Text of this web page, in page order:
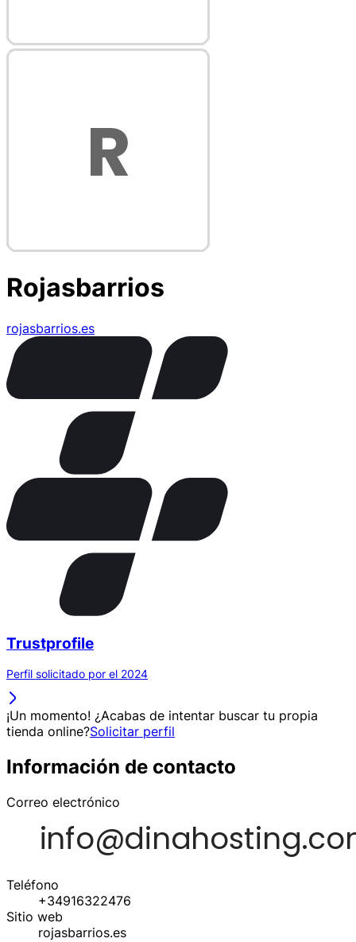
Rojasbarrios
rojasbarrios.es
Trustprofile
Perfil solicitado por el 2024
¡Un momento! ¿Acabas de intentar buscar tu propia
tienda online?Solicitar perfil
Información de contacto
Correo electrónico
Teléfono
+34916322476
Sitio web
rojasbarrios.es